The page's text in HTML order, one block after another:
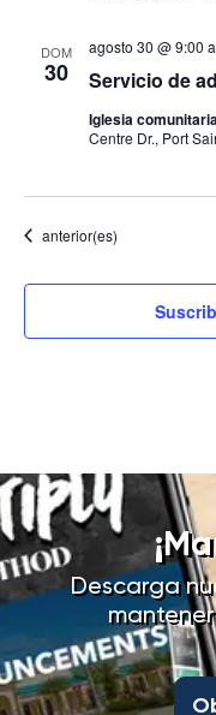
DOM
30 Servicio de
agosto 30 @ 9:00
Iglesia
Centre Dr., Port
Eventos
anterior(es)
Descarga